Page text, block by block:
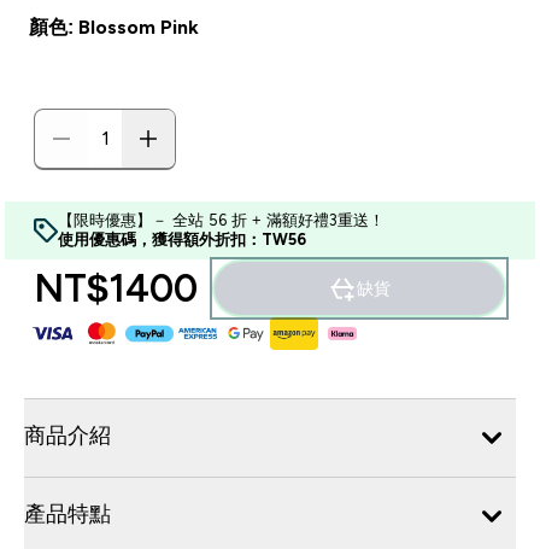
顏色: Blossom Pink
【限時優惠】－ 全站 56 折 + 滿額好禮3重送！
使用優惠碼，獲得額外折扣：TW56
NT$1400‎ 缺貨
商品介紹
產品特點